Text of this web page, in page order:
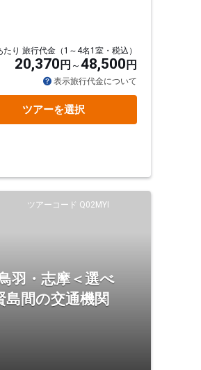
たり 旅行代金（1～4名1室・税込）
20,370 円 48,500 円
表示旅行代金について
ツアーを選択
ツアーコード Q02MYI
羽・志摩＜選べ
間の交通機関